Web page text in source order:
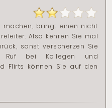
machen, bringt einen nicht
Also kehren Sie mal
sonst verscherzen Sie
Ruf bei Kollegen und
Flirts können Sie auf den